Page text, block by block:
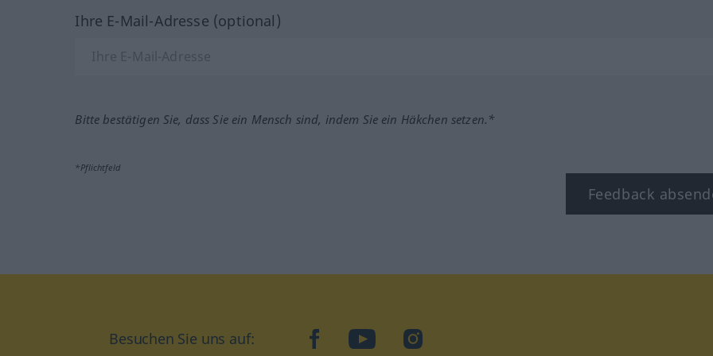
Ihre E-Mail-Adresse (optional)
Bitte bestätigen Sie, dass Sie ein Mensch sind, indem Sie ein Häkchen setzen.*
*Pflichtfeld
Feedback
Besuchen Sie uns auf: facebookYouTubeInstagram